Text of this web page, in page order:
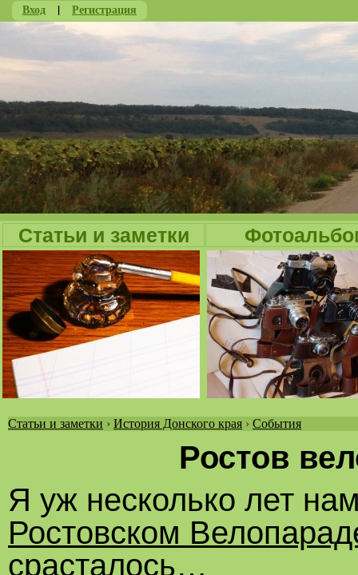
Вход | Регистрация
Статьи и заметки
Статьи и заметки › История Донского края › События
Ростов
Я уж несколько лет
Ростовском
срасталось…